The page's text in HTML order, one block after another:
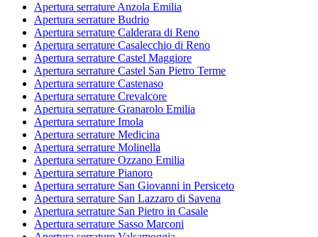
Apertura serrature Anzola Emilia
Apertura serrature Budrio
Apertura serrature Calderara di Reno
Apertura serrature Casalecchio di Reno
Apertura serrature Castel Maggiore
Apertura serrature Castel San Pietro Terme
Apertura serrature Castenaso
Apertura serrature Crevalcore
Apertura serrature Granarolo Emilia
Apertura serrature Imola
Apertura serrature Medicina
Apertura serrature Molinella
Apertura serrature Ozzano Emilia
Apertura serrature Pianoro
Apertura serrature San Giovanni in Persiceto
Apertura serrature San Lazzaro di Savena
Apertura serrature San Pietro in Casale
Apertura serrature Sasso Marconi